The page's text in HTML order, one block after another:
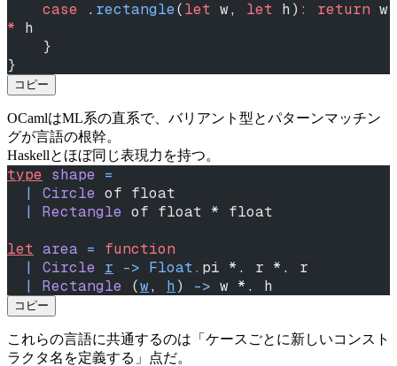
    case
. rectangle(let w, let h) : return
* h
    }
}
コピー
OCamlはML系の直系で、バリアント型とパターンマッチン
グが言語の根幹。
Haskellとほぼ同じ表現力を持つ。
type shape =
  |
Circle of float
  |
Rectangle of float * float
let area = function
  |
Circle r -> Float. pi *. r *.
r
  |
Rectangle (w, h ) -> w *. h
コピー
これらの言語に共通するのは「ケースごとに新しいコンスト
ラクタ名を定義する」点だ。